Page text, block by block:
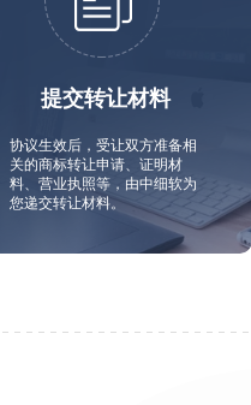
提交转让材料
协议生效后，受让双方准备相
关的商标转让申请、证明材
料、营业执照等，由中细软为
您递交转让材料。